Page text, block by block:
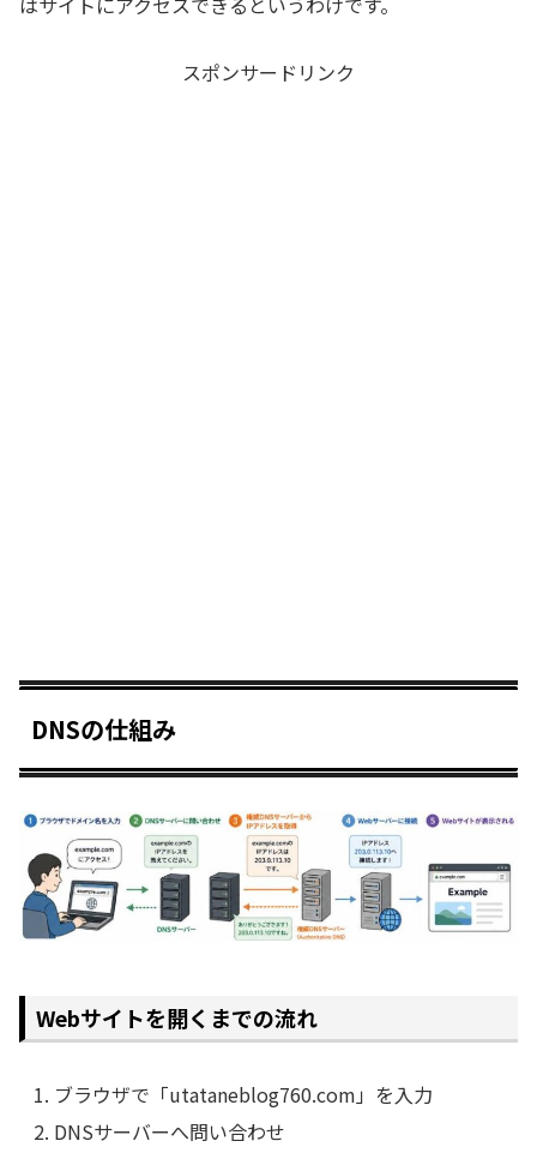
スポンサードリンク
DNSの仕組み
Webサイトを開くまでの流れ
ブラウザで「utataneblog760.com」を入力
DNSサーバーへ問い合わせ